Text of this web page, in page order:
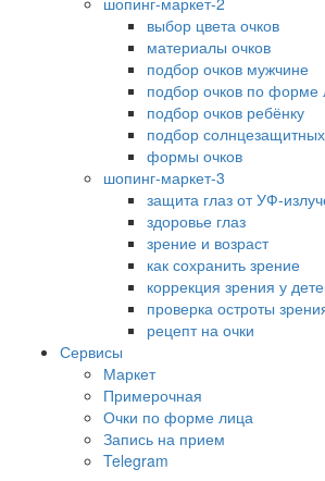
выбор цвета очков
материалы очков
подбор очков мужчине
подбор очков по форме
подбор очков ребёнку
подбор
формы очков
шопинг-маркет-3
защита глаз от УФ-
здоровье глаз
зрение и возраст
как сохранить зрение
коррекция зрения у
проверка остроты
рецепт на очки
Сервисы
Маркет
Примерочная
Очки по форме лица
Запись на прием
Telegram